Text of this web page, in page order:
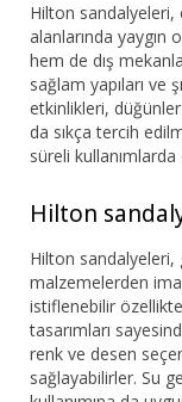
Hilton
alanlarında yaygın
hem de dış
sağlam yapıları ve
etkinlikleri,
da sıkça tercih
süreli
Hilton
Hilton sandalyeleri,
malzemelerden
istiflenebilir
tasarımları
renk ve desen
sağlayabilirler. Su